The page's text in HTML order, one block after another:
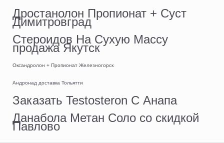
Дростанолон Пропионат + Суст
Димитровград
Стероидов На Сухую Массу
продажа Якутск
Оксандролон + Пропионат Железногорск
Андронад доставка Тольятти
Заказать Testosteron C Анапа
Данабола Метан Соло со скидкой
Павлово